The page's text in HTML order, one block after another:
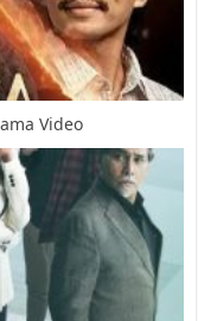
Video